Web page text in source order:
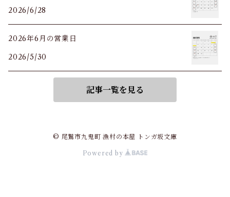
2026/6/28
2026年6月の営業日
2026/5/30
記事一覧を見る
© 尾鷲市九鬼町 漁村の本屋 トンガ坂文庫
Powered by